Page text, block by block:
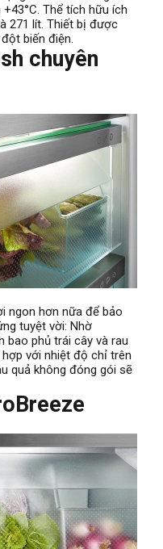
Thể tích hữu ích
271 lít. Thiết bị được
biến điện.
chuyên
ngon hơn nữa để bảo
tuyệt vời: Nhờ
bao phủ trái cây và rau
với nhiệt độ chỉ trên
quả không đóng gói sẽ